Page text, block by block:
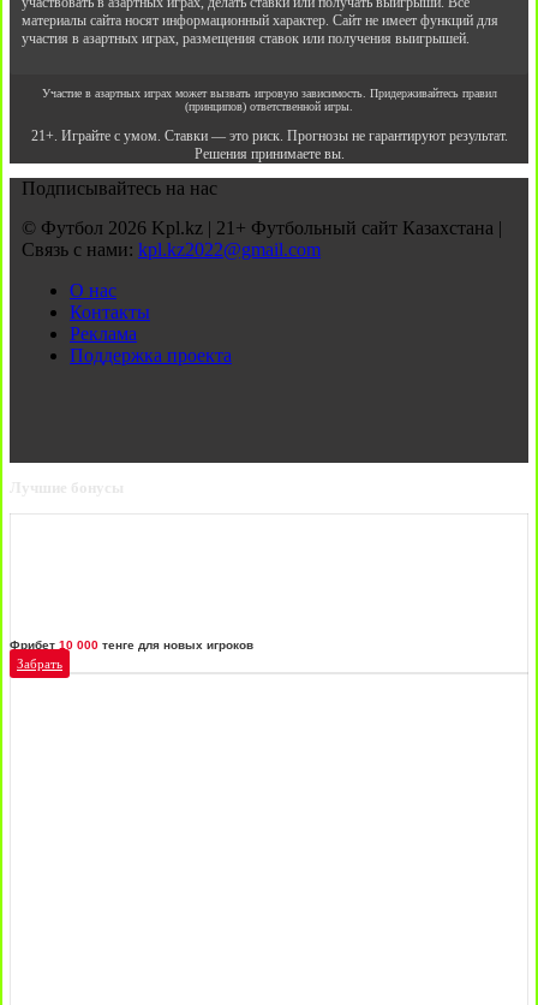
материалы сайта носят информационный характер. Сайт не имеет функций для
участия в азартных играх, размещения ставок или получения выигрышей.
Участие в азартных играх может вызвать игровую зависимость. Придерживайтесь правил
(принципов) ответственной игры.
21+. Играйте с умом. Ставки — это риск. Прогнозы не гарантируют результат.
Решения принимаете вы.
Подписывайтесь на нас
© Футбол 2026 Kpl.kz | 21+ Футбольный сайт Казахстана |
Связь с нами: kpl.kz2022@gmail.com
О нас
Контакты
Реклама
Поддержка проекта
Лучшие бонусы
Фрибет 10 000 тенге для новых игроков
Забрать